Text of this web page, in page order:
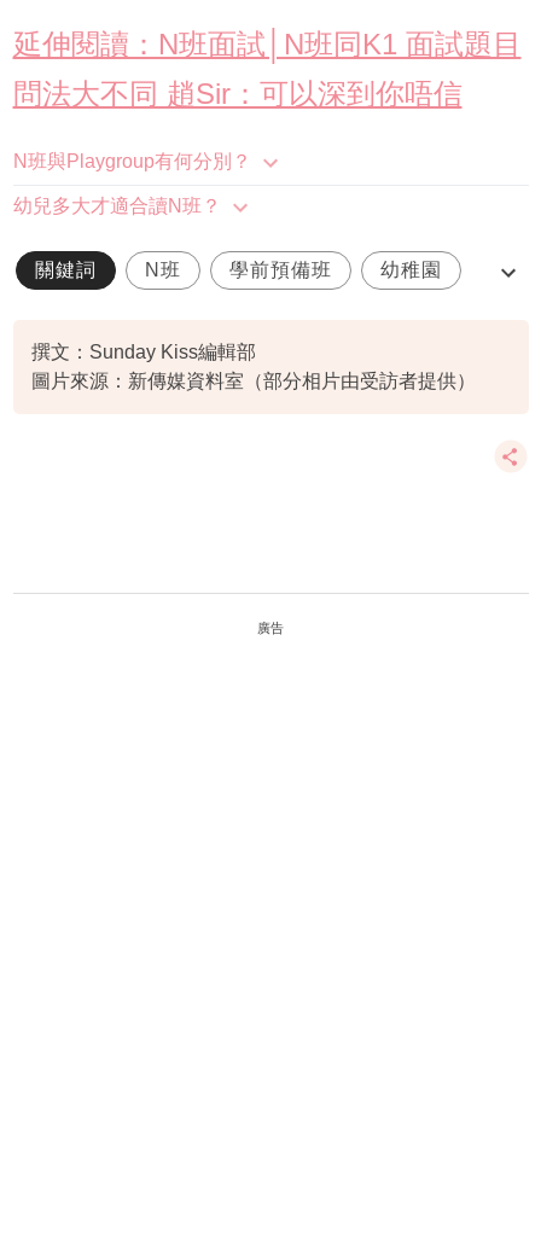
延伸閱讀：N班面試│N班同K1 面試題目
問法大不同 趙Sir：可以深到你唔信
N班與Playgroup有何分別？
幼兒多大才適合讀N班？
關鍵詞 N班 學前預備班 幼稚園
撰文：Sunday Kiss編輯部
圖片來源：新傳媒資料室（部分相片由受訪者提供）
廣告